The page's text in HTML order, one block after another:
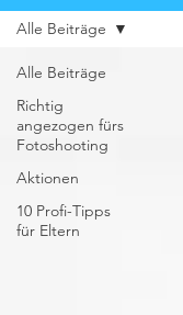
Alle Beiträge
Richtig
angezogen fürs
Fotoshooting
Aktionen
10 Profi-Tipps
für Eltern
Alle Beiträge